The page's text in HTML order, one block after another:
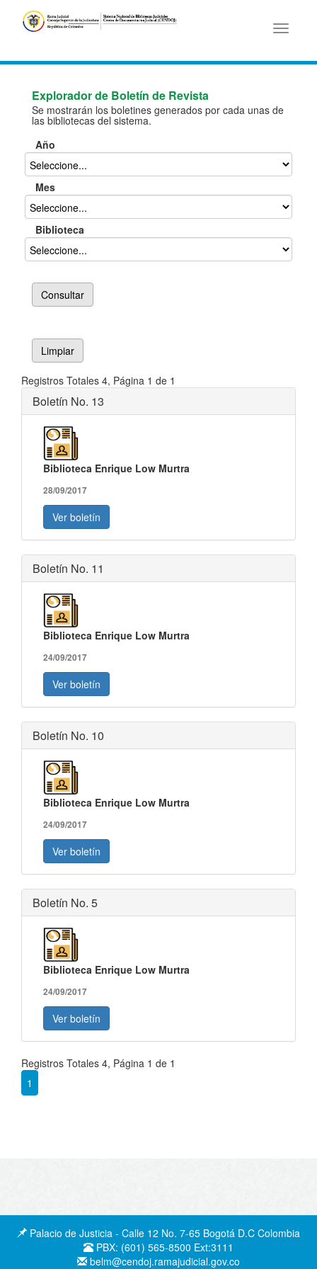
Toggle
Explorador de Boletín de Revista
Se mostrarán los boletines generados por cada unas de
las bibliotecas del sistema.
Año
Mes
Biblioteca
Consultar
Limpiar
Registros Totales 4, Página 1 de 1
Boletín No. 13
Biblioteca Enrique Low Murtra
28/09/2017
Ver boletín
Boletín No. 11
Biblioteca Enrique Low Murtra
24/09/2017
Ver boletín
Boletín No. 10
Biblioteca Enrique Low Murtra
24/09/2017
Ver boletín
Boletín No. 5
Biblioteca Enrique Low Murtra
24/09/2017
Ver boletín
Registros Totales 4, Página 1 de 1
1
Palacio de Justicia - Calle 12 No. 7-65 Bogotá D.C Colombia
PBX: (601) 565-8500 Ext:3111
belm@cendoj.ramajudicial.gov.co